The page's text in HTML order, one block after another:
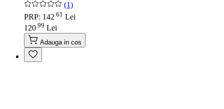
(1)
PRP: 142 61 Lei
120 99 Lei
Adauga in cos